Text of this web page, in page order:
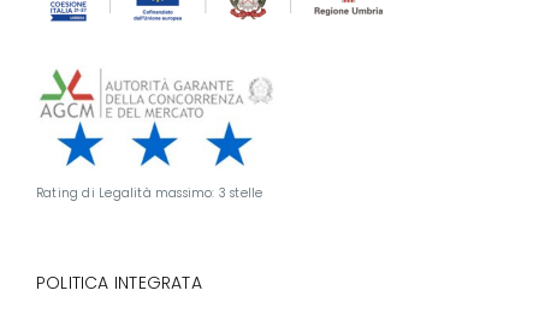
Rating di Legalità massimo: 3 stelle
POLITICA INTEGRATA